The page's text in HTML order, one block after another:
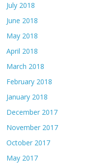
July 2018
June 2018
May 2018
April 2018
March 2018
February 2018
January 2018
December 2017
November 2017
October 2017
May 2017